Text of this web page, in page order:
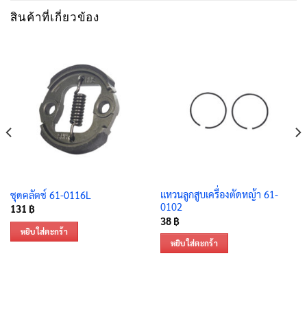
สินค้าที่เกี่ยวข้อง
ชุดคลัตช์ 61-0116L
131 ฿
หยิบใส่ตะกร้า
แหวนลูกสูบเครื่องตัดหญ้า 61-
0102
38 ฿
หยิบใส่ตะกร้า